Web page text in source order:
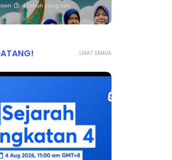
4 tahun yang lalu
LIHAT SEMUA